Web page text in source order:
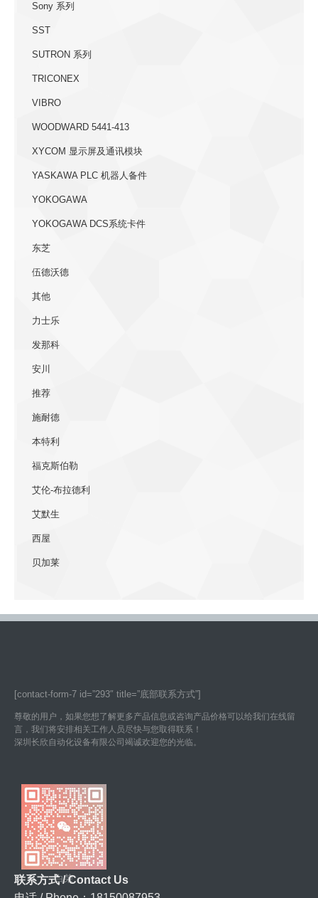
Sony 系列
SST
SUTRON 系列
TRICONEX
VIBRO
WOODWARD 5441-413
XYCOM 显示屏及通讯模块
YASKAWA PLC 机器人备件
YOKOGAWA
YOKOGAWA DCS系统卡件
东芝
伍德沃德
其他
力士乐
发那科
安川
推荐
施耐德
本特利
福克斯伯勒
艾伦-布拉德利
艾默生
西屋
贝加莱
[contact-form-7 id=”293″ title=”底部联系方式”]
尊敬的用户，如果您想了解更多产品信息或咨询产品价格可以给我们在线留
言，我们将安排相关工作人员尽快与您取得联系！
深圳长欣自动化设备有限公司竭诚欢迎您的光临。
白荣
联系方式 / Contact Us